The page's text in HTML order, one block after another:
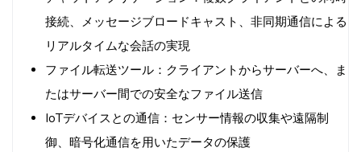
接続、メッセージブロードキャスト、非同期通信による
リアルタイムな会話の実現
ファイル転送ツール：クライアントからサーバーへ、ま
たはサーバー間での安全なファイル送信
IoTデバイスとの通信：センサー情報の収集や遠隔制
御、暗号化通信を用いたデータの保護